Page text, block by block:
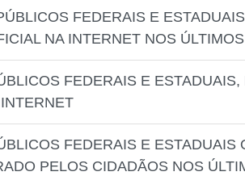
FEDERAIS E
NA INTERNET NOS
FEDERAIS E
FEDERAIS E ESTADUAIS
PELOS CIDADÃOS NOS